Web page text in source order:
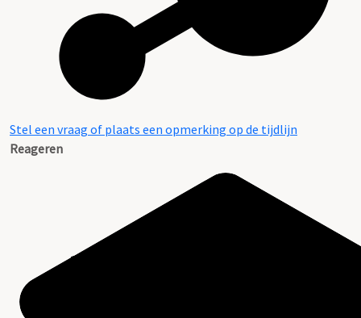
Stel een vraag of plaats een opmerking op de tijdlijn
Reageren